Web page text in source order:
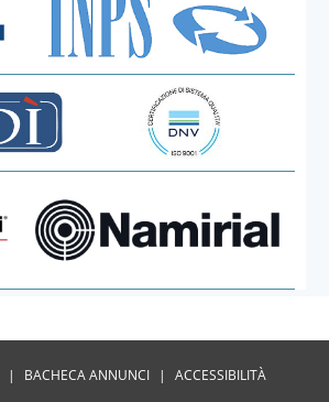
| BACHECA ANNUNCI | ACCESSIBILITÀ